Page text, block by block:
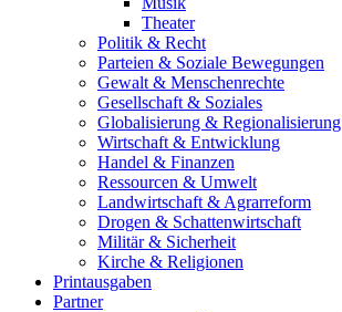
Theater
Politik & Recht
Parteien & Soziale Bewegungen
Gewalt & Menschenrechte
Gesellschaft & Soziales
Globalisierung & Regionalisierung
Wirtschaft & Entwicklung
Handel & Finanzen
Ressourcen & Umwelt
Landwirtschaft & Agrarreform
Drogen & Schattenwirtschaft
Militär & Sicherheit
Kirche & Religionen
Printausgaben
Partner